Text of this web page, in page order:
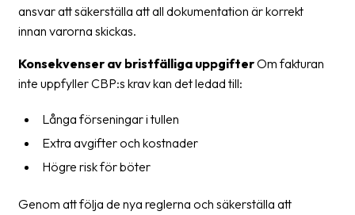
ansvar att säkerställa att all dokumentation är korrekt
innan varorna skickas.
Konsekvenser av bristfälliga uppgifterOm fakturan
inte uppfyller CBP:s krav kan det ledad till:
Långa förseningar i tullen
Extra avgifter och kostnader
Högre risk för böter
Genom att följa de nya reglerna och säkerställa att